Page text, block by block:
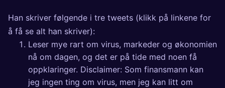
Han skriver følgende i tre tweets (klikk på linkene for
å få se alt han skriver):
Leser mye rart om virus, markeder og økonomien
nå om dagen, og det er på tide med noen få
oppklaringer. Disclaimer: Som finansmann kan
jeg ingen ting om virus, men jeg kan litt om